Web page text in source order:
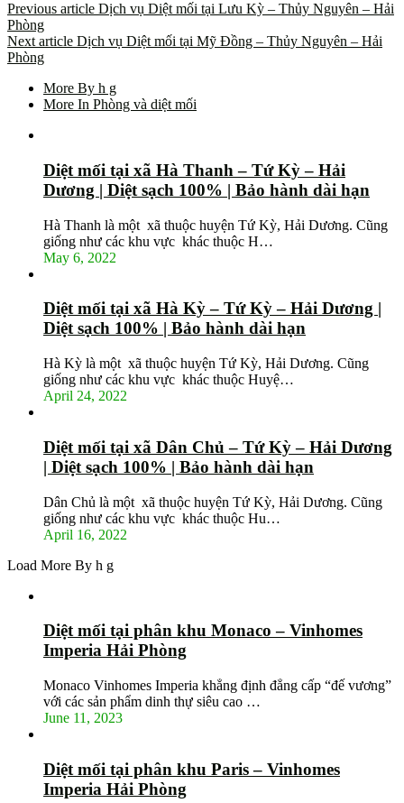
Previous article Dịch vụ Diệt mối tại Lưu Kỳ – Thủy Nguyên – Hải
Phòng
Next article Dịch vụ Diệt mối tại Mỹ Đồng – Thủy Nguyên – Hải
Phòng
More By h g
More In Phòng và diệt mối
Diệt mối tại xã Hà Thanh – Tứ Kỳ – Hải
Dương | Diệt sạch 100% | Bảo hành dài hạn
Hà Thanh là một xã thuộc huyện Tứ Kỳ, Hải Dương. Cũng
giống như các khu vực khác thuộc H…
May 6, 2022
Diệt mối tại xã Hà Kỳ – Tứ Kỳ – Hải Dương |
Diệt sạch 100% | Bảo hành dài hạn
Hà Kỳ là một xã thuộc huyện Tứ Kỳ, Hải Dương. Cũng
giống như các khu vực khác thuộc Huyệ…
April 24, 2022
Diệt mối tại xã Dân Chủ – Tứ Kỳ – Hải Dương
| Diệt sạch 100% | Bảo hành dài hạn
Dân Chủ là một xã thuộc huyện Tứ Kỳ, Hải Dương. Cũng
giống như các khu vực khác thuộc Hu…
April 16, 2022
Load More By h g
Diệt mối tại phân khu Monaco – Vinhomes
Imperia Hải Phòng
Monaco Vinhomes Imperia khẳng định đẳng cấp “đế vương”
với các sản phẩm dinh thự siêu cao …
June 11, 2023
Diệt mối tại phân khu Paris – Vinhomes
Imperia Hải Phòng